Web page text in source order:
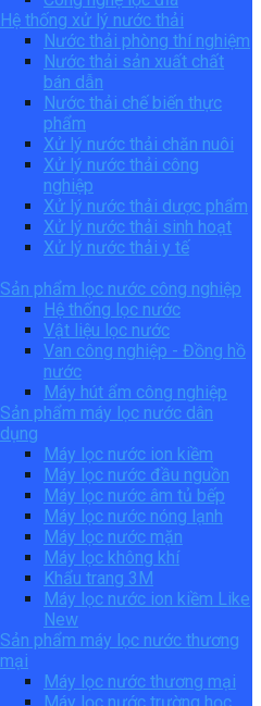
Hệ thống xử lý nước thải
Nước thải phòng thí nghiệm
Nước thải sản xuất chất
bán dẫn
Nước thải chế biến thực
phẩm
Xử lý nước thải chăn nuôi
Xử lý nước thải công
nghiệp
Xử lý nước thải dược phẩm
Xử lý nước thải sinh hoạt
Xử lý nước thải y tế
Sản phẩm lọc nước công nghiệp
Hệ thống lọc nước
Vật liệu lọc nước
Van công nghiệp - Đồng hồ
nước
Máy hút ẩm công nghiệp
Sản phẩm máy lọc nước dân
dụng
Máy lọc nước ion kiềm
Máy lọc nước đầu nguồn
Máy lọc nước âm tủ bếp
Máy lọc nước nóng lạnh
Máy lọc nước mặn
Máy lọc không khí
Khẩu trang 3M
Máy lọc nước ion kiềm Like
New
Sản phẩm máy lọc nước thương
mại
Máy lọc nước thương mại